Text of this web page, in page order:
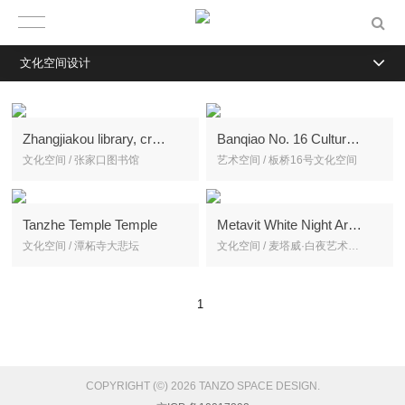
Zhangjiakou library, creating the spiritual breath of the city
文化空间 / 张家口图书馆
Banqiao No. 16 Cultural Space Reconstruction
艺术空间 / 板桥16号文化空间
Tanzhe Temple Temple
文化空间 / 潭柘寺大悲坛
Metavit White Night Art Center
文化空间 / 麦塔威·白夜艺术中心
1
COPYRIGHT (©) 2026 TANZO SPACE DESIGN.
文化空间设计